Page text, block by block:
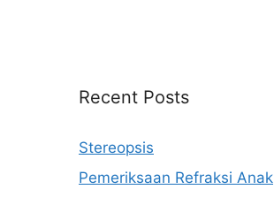
Recent Posts
Stereopsis
Pemeriksaan Refraksi Anak